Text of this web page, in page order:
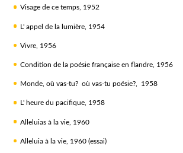
Visage de ce temps, 1952
L' appel de la lumière, 1954
Vivre, 1956
Condition de la poésie française en flandre, 1956
Monde, où vas-tu? où vas-tu poésie?, 1958
L' heure du pacifique, 1958
Alleluias à la vie, 1960
Alleluia à la vie, 1960 (essai)